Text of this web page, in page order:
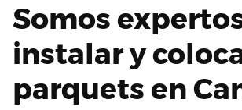
Somos
instalar y
parquets en